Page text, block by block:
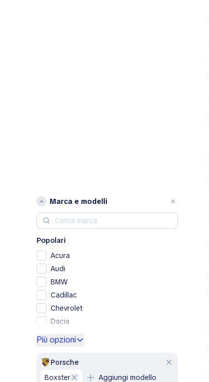
Marca e modelli
Popolari
Acura
Audi
BMW
Cadillac
Chevrolet
Dacia
GMC
Honda
Più opzioni
Porsche
Boxster
Aggiungi modello